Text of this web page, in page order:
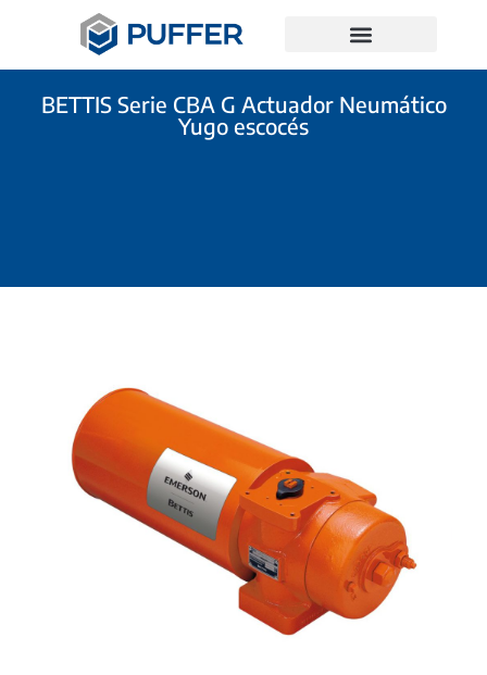
BETTIS Serie CBA G Actuador Neumático
Yugo escocés